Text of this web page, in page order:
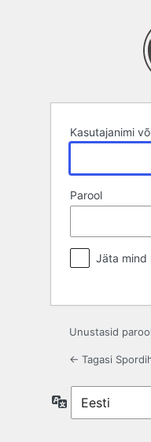
Kasutajanimi
Parool
Jäta mind
Unustasid
← Tagasi
Keel